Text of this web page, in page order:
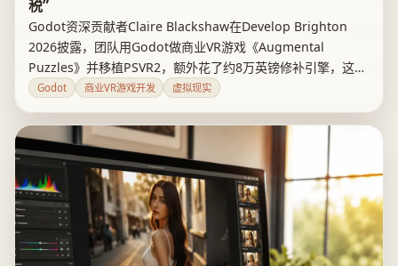
税”
Godot资深贡献者Claire Blackshaw在Develop Brighton
2026披露，团队用Godot做商业VR游戏《Augmental
Puzzles》并移植PSVR2，额外花了约8万英镑修补引擎，这笔
账还不含主机移植的独立成本。她给出的判断很直接：Godot
Godot 商业VR游戏开发 虚拟现实